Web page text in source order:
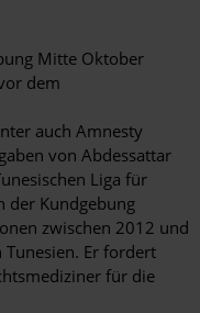
Mitte Oktober
dem
auch Amnesty
von Abdessattar
Liga für
der Kundgebung
zwischen 2012 und
Er fordert
für die